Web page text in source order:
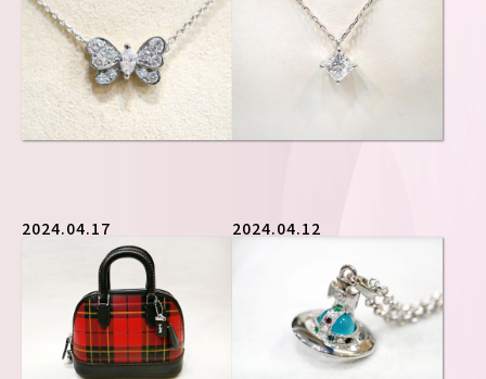
2024.04.17 2024.04.12